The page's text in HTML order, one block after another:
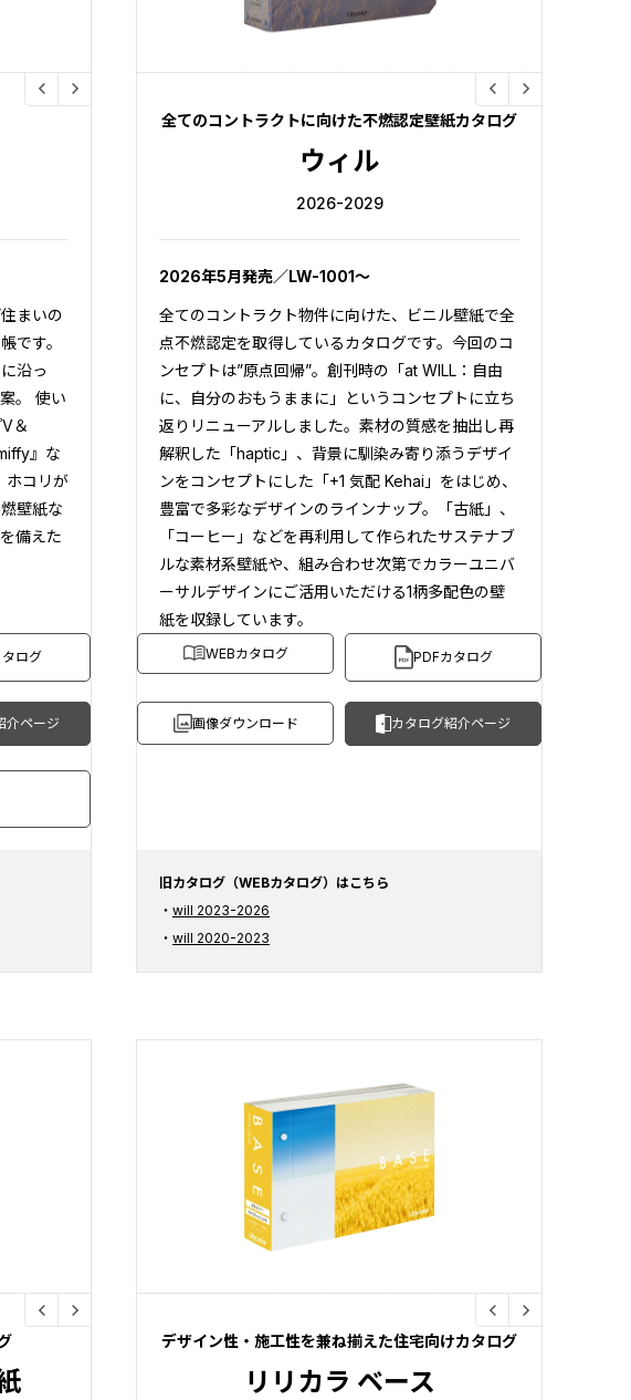
まいの
です。
沿っ
。 使い
＆
』な
ホコリが
壁紙な
備えた
ログ
介ページ
全てのコントラクトに向けた不燃認定壁紙カタログ
ウィル
2026-2029
2026年5月発売／LW-1001～
全てのコントラクト物件に向けた、ビニル壁紙で全
点不燃認定を取得しているカタログです。今回のコ
ンセプトは”原点回帰”。創刊時の「at WILL：自由
に、自分のおもうままに」というコンセプトに立ち
返りリニューアルしました。素材の質感を抽出し再
解釈した「haptic」、背景に馴染み寄り添うデザイ
ンをコンセプトにした「+1 気配 Kehai」をはじめ、
豊富で多彩なデザインのラインナップ。「古紙」、
「コーヒー」などを再利用して作られたサステナブ
ルな素材系壁紙や、組み合わせ次第でカラーユニバ
ーサルデザインにご活用いただける1柄多配色の壁
紙を収録しています。
WEBカタログ PDFカタログ
画像ダウンロード カタログ紹介ページ
旧カタログ（WEBカタログ）はこちら
will 2023-2026
will 2020-2023
デザイン性・施工性を兼ね揃えた住宅向けカタログ
リリカラ ベース